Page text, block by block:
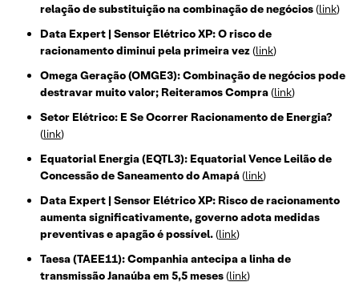
relação de substituição na combinação de negócios(link)
Data Expert | Sensor Elétrico XP: O risco de
racionamento diminui pela primeira vez(link)
Omega Geração (OMGE3): Combinação de negócios pode
destravar muito valor; Reiteramos Compra(link)
Setor Elétrico: E Se Ocorrer Racionamento de Energia?
(link)
Equatorial Energia (EQTL3): Equatorial Vence Leilão de
Concessão de Saneamento do Amapá(link)
Data Expert | Sensor Elétrico XP: Risco de racionamento
aumenta significativamente, governo adota medidas
preventivas e apagão é possível.(link)
Taesa (TAEE11): Companhia antecipa a linha de
transmissão Janaúba em 5,5 meses(link)